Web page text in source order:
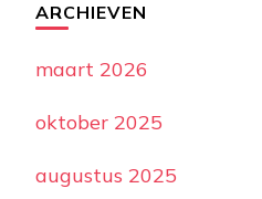
ARCHIEVEN
maart 2026
oktober 2025
augustus 2025